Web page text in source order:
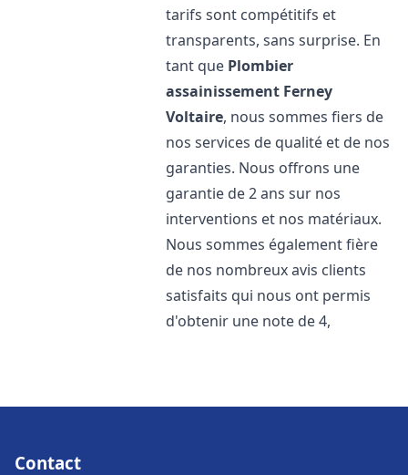
tarifs sont compétitifs et
transparents, sans surprise. En
tant que Plombier
assainissement Ferney
Voltaire, nous sommes fiers de
nos services de qualité et de nos
garanties. Nous offrons une
garantie de 2 ans sur nos
interventions et nos matériaux.
Nous sommes également fière
de nos nombreux avis clients
satisfaits qui nous ont permis
d'obtenir une note de 4,
Contact